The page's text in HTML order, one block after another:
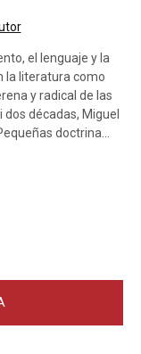
el lenguaje y la
la literatura como
y radical de las
décadas, Miguel
doctrina...